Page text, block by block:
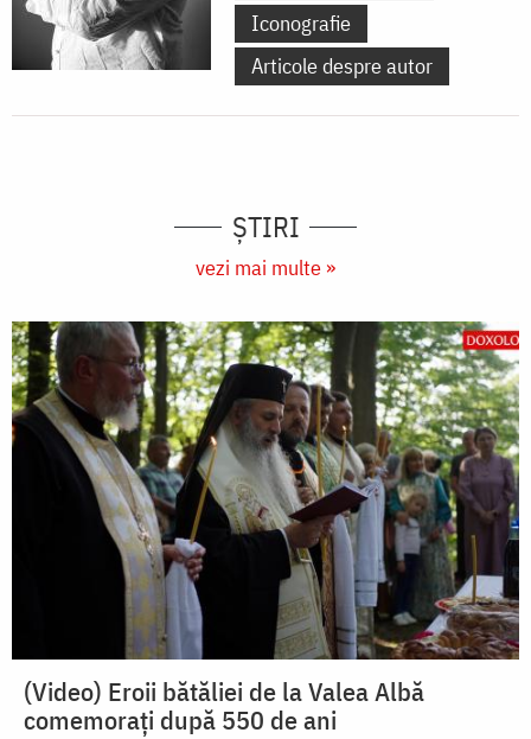
Iconografie
Articole despre autor
ȘTIRI
vezi mai multe »
(Video) Eroii bătăliei de la Valea Albă
comemorați după 550 de ani